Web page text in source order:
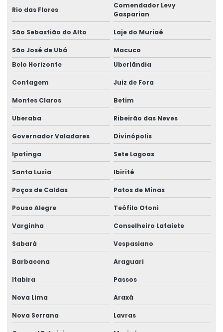
Empresa de assessoria em ergonomia
Empresa de assessoria jurídica
Empresa de assistência pericial
Empresa de avaliação de capacidade laborativa
Empresa de consultoria em ergonomia
Empresa de elaboração de laudos técnicos
Empresa de ergonomia
Empresa de gerenciamento ergonômico
Empresa de gestão de ergonomia
Empresa de higiene ocupacional
Empresa de higiene e segurança do trabalho
Empresa medicina do trabalho
Empresa de perícia de insalubridade
Empresa perícia médica
Empresa perícia médica para inss
Rio das Flores
Comendador Levy
Gasparian
São Sebastião do Alto Laje do Muriaé
São José de Ubá
Macuco
Belo Horizonte
Uberlândia
Contagem Juiz de Fora
Montes Claros Betim
Uberaba Ribeirão das Neves
Governador Valadares Divinópolis
Ipatinga Sete Lagoas
Santa Luzia Ibirité
Poços de Caldas Patos de Minas
Pouso Alegre Teófilo Otoni
Varginha Conselheiro Lafaiete
Sabará Vespasiano
Barbacena Araguari
Itabira Passos
Nova Lima Araxá
Nova Serrana Lavras